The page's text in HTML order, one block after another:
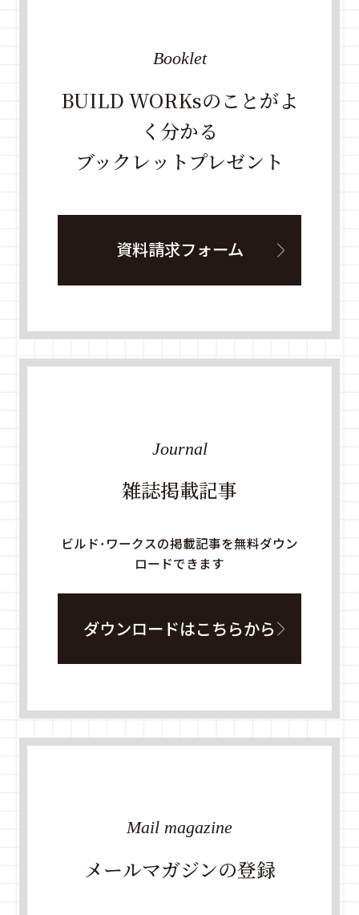
BUILD WORKsのことがよ
く分かる
ブックレットプレゼント
Booklet
資料請求フォーム
雑誌掲載記事
Journal
ビルド・ワークスの掲載記事を無料ダウン
ロードできます
ダウンロードはこちらから
メールマガジンの登録
Mail magazine